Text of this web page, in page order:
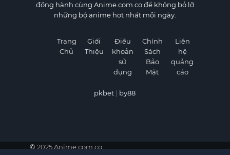
đồng hành cùng Anime.com.co để không bỏ lỡ
những bộ anime hot nhất mỗi ngày.
Trang
Chủ
Giới
Thiệu
Điều
khoản
sử
dụng
Chính
Sách
Bảo
Mật
Liên
hệ
quảng
cáo
pkbet | by88
© 2025 Anime.com.co